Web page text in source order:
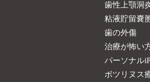
歯性上顎洞
粘液貯留嚢
歯の外傷
治療が怖い
パーソナル
ボツリヌス